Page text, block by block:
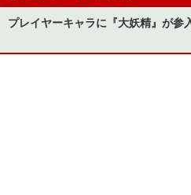
プレイヤーキャラに『大妖精』が参